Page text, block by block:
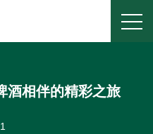
酒相伴的精彩之旅